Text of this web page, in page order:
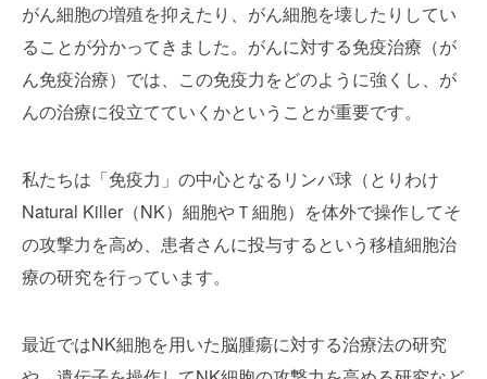
がん細胞の増殖を抑えたり、がん細胞を壊したりしてい
ることが分かってきました。がんに対する免疫治療（が
ん免疫治療）では、この免疫力をどのように強くし、が
んの治療に役立てていくかということが重要です。
私たちは「免疫力」の中心となるリンパ球（とりわけ
Natural Killer（NK）細胞やＴ細胞）を体外で操作してそ
の攻撃力を高め、患者さんに投与するという移植細胞治
療の研究を行っています。
最近ではNK細胞を用いた脳腫瘍に対する治療法の研究